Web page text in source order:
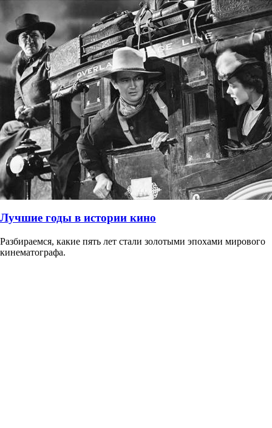
Лучшие годы в истории кино
Разбираемся, какие пять лет стали золотыми эпохами мирового
кинематографа.